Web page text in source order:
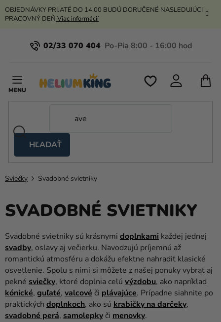
Prejsť
na
OBJEDNÁVKY PRIJATÉ DO 14:00 BUDÚ DORUČENÉ NASLEDUJÚCI
PRACOVNÝ DEŇ Viac informácií
02/33 070 404
HĽADAŤ
stany
Kanekalon
Hélium
a
Svadba
Párty
Výzdoba
a
doplnky
Sviečky Svadobné svietniky
SVADOBNÉ SVIETNIKY
Svadobné svietniky sú krásnymi doplnkami každej jednej
svadby, oslavy aj večierku. Navodzujú príjemnú až
romantickú atmosféru a dokážu efektne nahradiť klasické
osvetlenie. Spolu s nimi si môžete z našej ponuky vybrať aj
pekné sviečky, ktoré doplnia celú výzdobu, ako napríklad
kónické, guľaté, valcové či plávajúce. Prípadne siahnite po
praktických doplnkoch, ako sú krabičky na darčeky,
svadobné perá, samolepky či menovky.